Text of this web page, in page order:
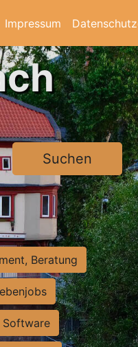
Impressum
Suchen
Beratung
Software